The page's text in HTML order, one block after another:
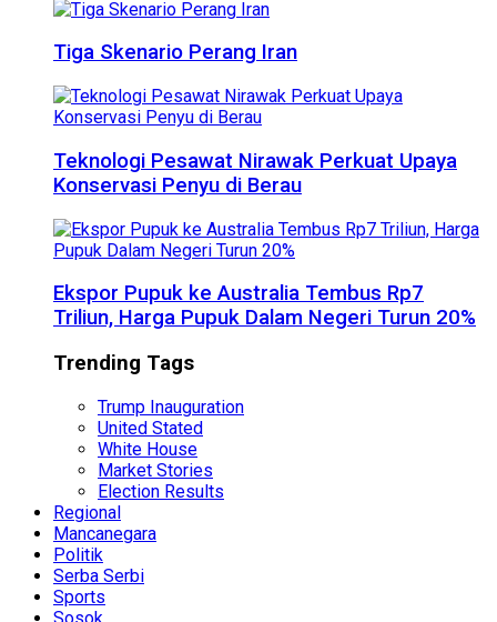
Tiga Skenario Perang Iran
Teknologi Pesawat Nirawak Perkuat Upaya
Konservasi Penyu di Berau
Ekspor Pupuk ke Australia Tembus Rp7
Triliun, Harga Pupuk Dalam Negeri Turun 20%
Trending Tags
Trump Inauguration
United Stated
White House
Market Stories
Election Results
Regional
Mancanegara
Politik
Serba Serbi
Sports